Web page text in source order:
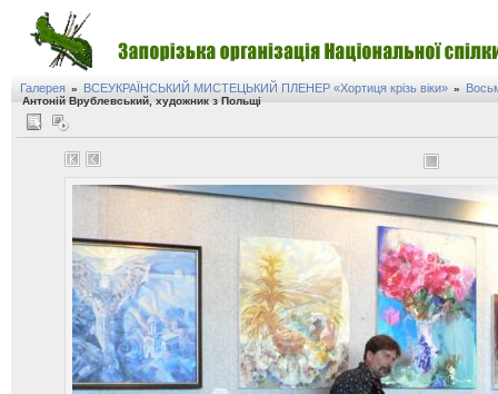
Галерея » ВСЕУКРАЇНСЬКИЙ МИСТЕЦЬКИЙ ПЛЕНЕР «Хортиця крізь віки» »
Антоній Врублевський, художник з Польщі